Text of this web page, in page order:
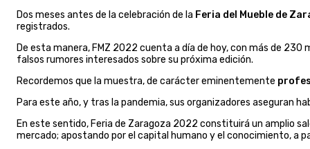
Dos meses antes de la celebración de la Feria del Mueble de
registrados.
De esta manera, FMZ 2022 cuenta a día de hoy, con más de
falsos rumores interesados sobre su próxima edición.
Recordemos que la muestra, de carácter eminentemente
Para este año, y tras la pandemia, sus organizadores aseguran
En este sentido, Feria de Zaragoza 2022 constituirá un amplio
mercado; apostando por el capital humano y el conocimiento, a